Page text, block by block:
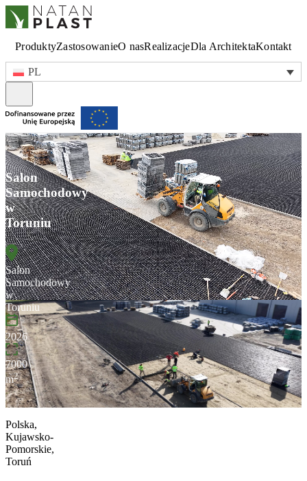
ProduktyZastosowanieO nasRealizacjeDla ArchitektaKontakt
PL
Salon
Samochodowy
w
Toruniu
Salon
Samochodowy
w
Toruniu
2026
7000
m2
Polska,
Kujawsko-
Pomorskie,
Toruń